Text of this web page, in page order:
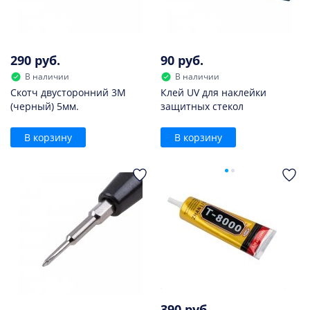
290 руб.
В наличии
Скотч двусторонний 3M
(черный) 5мм.
В корзину
90 руб.
В наличии
Клей UV для наклейки
защитных стекол
В корзину